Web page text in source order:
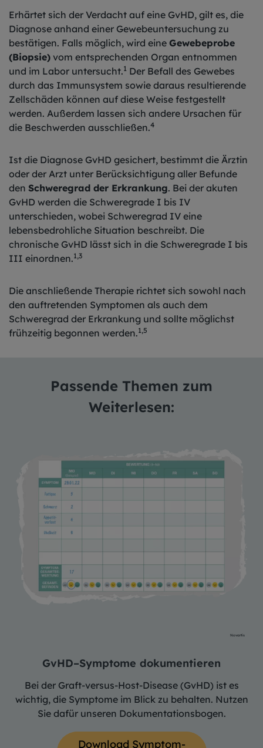
Erhärtet sich der Verdacht auf eine GvHD, gilt es, die
Diagnose anhand einer Gewebeuntersuchung zu
bestätigen. Falls möglich, wird eine Gewebeprobe
(Biopsie) vom entsprechenden Organ entnommen
und im Labor untersucht.1 Der Befall des Gewebes
durch das Immunsystem sowie daraus resultierende
Zellschäden können auf diese Weise festgestellt
werden. Außerdem lassen sich andere Ursachen für
die Beschwerden ausschließen.4
Ist die Diagnose GvHD gesichert, bestimmt die Ärztin
oder der Arzt unter Berücksichtigung aller Befunde
den Schweregrad der Erkrankung. Bei der akuten
GvHD werden die Schweregrade I bis IV
unterschieden, wobei Schweregrad IV eine
lebensbedrohliche Situation beschreibt. Die
chronische GvHD lässt sich in die Schweregrade I bis
III einordnen.1,3
Die anschließende Therapie richtet sich sowohl nach
den auftretenden Symptomen als auch dem
Schweregrad der Erkrankung und sollte möglichst
frühzeitig begonnen werden.1,5
Passende Themen zum
Weiterlesen:
Novartis
GvHD–Symptome dokumentieren
Bei der Graft-versus-Host-Disease (GvHD) ist es
wichtig, die Symptome im Blick zu behalten. Nutzen
Sie dafür unseren Dokumentationsbogen.
Download Symptom-